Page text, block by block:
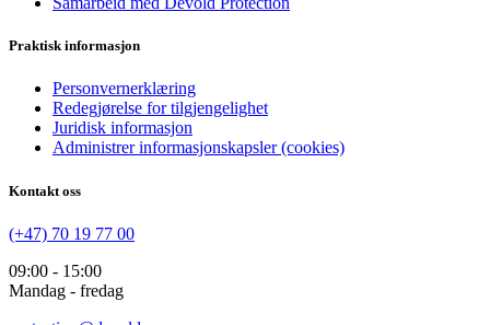
Praktisk informasjon
Personvernerklæring
Redegjørelse for tilgjengelighet
Juridisk informasjon
Administrer informasjonskapsler (cookies)
Kontakt oss
(+47) 70 19 77 00
09:00 - 15:00
Mandag - fredag